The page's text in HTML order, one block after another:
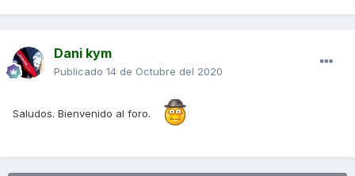
Dani kym
Publicado 14 de Octubre del 2020
Saludos. Bienvenido al foro.